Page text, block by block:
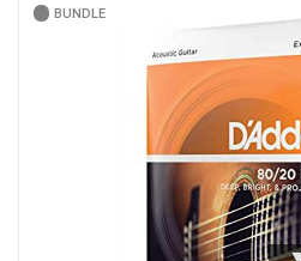
BUNDLE